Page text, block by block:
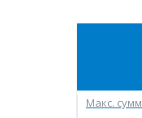
Макc.